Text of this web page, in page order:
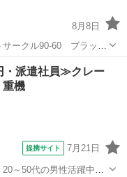
8月8日
サークル90-60 ブラッ
ますがほぼ未使用です。
OKです。
・派遣社員≫クレー
重機
提携サイト 7月21日
～50代の男性活躍中★